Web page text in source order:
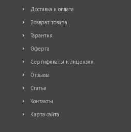
Доставка и оплата
Возврат товара
Гарантия
Оферта
Сертификаты и лицензии
Отзывы
Статьи
Контакты
Карта сайта